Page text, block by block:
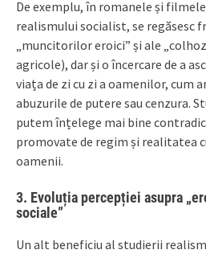
De exemplu, în romanele și
realismului socialist, se regăsesc
„muncitorilor eroici” și ale
agricole), dar și o încercare de a
viața de zi cu zi a oamenilor, cum
abuzurile de putere sau cenzura.
putem înțelege mai bine
promovate de regim și realitatea
oamenii.
3. Evoluția percepției asupra
sociale”
Un alt beneficiu al studierii